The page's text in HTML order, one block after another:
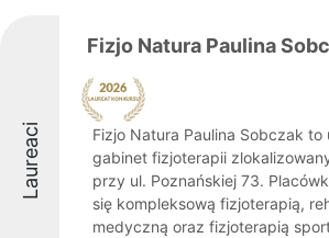
Laureaci
Fizjo Natura Paulina
Fizjo Natura Paulina Sobczak to
gabinet fizjoterapii
przy ul. Poznańskiej 73.
się kompleksową fizjoterapią,
medyczną oraz fizjoterapią